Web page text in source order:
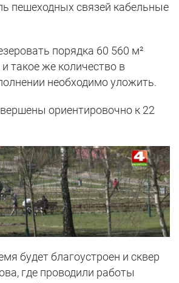
пешеходных связей кабельные
порядка 60 560 м²
такое же количество в
необходимо уложить.
ориентировочно к 22
будет благоустроен и сквер
где проводили работы